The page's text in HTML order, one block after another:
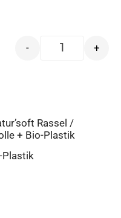
- +
Rassel /
+ Bio-Plastik
Plastik